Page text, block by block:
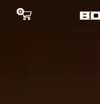
0